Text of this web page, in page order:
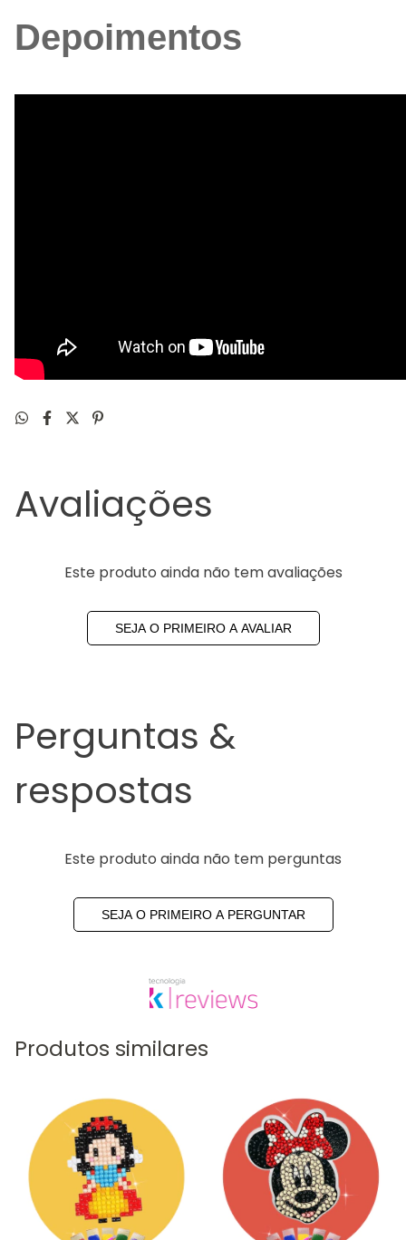
Depoimentos
Avaliações
Este produto ainda não tem avaliações
SEJA O PRIMEIRO A AVALIAR
Perguntas &
respostas
Este produto ainda não tem perguntas
SEJA O PRIMEIRO A PERGUNTAR
Produtos similares